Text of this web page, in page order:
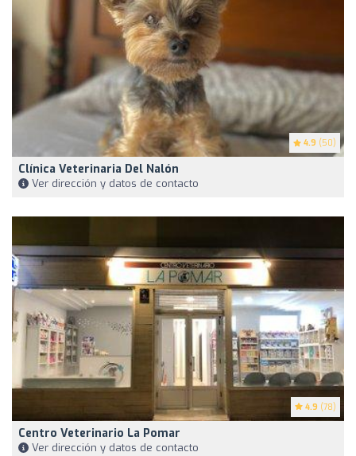
4.9 (50)
Clínica Veterinaria Del Nalón
Ver dirección y datos de contacto
4.9 (78)
Centro Veterinario La Pomar
Ver dirección y datos de contacto